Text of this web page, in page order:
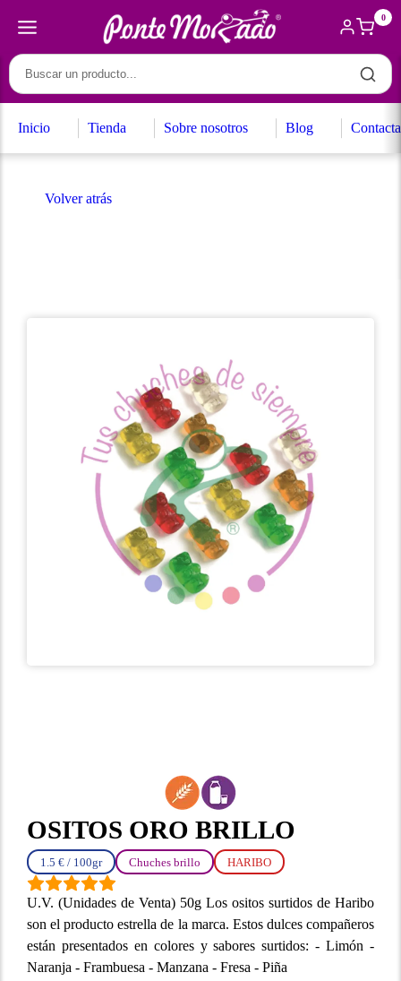
0
Inicio Tienda Sobre nosotros Blog
Volver atrás
OSITOS ORO BRILLO
1.5 € / 100gr Chuches brillo HARIBO
U.V. (Unidades de Venta) 50g Los ositos surtidos de Haribo
son el producto estrella de la marca. Estos dulces compañeros
están presentados en colores y sabores surtidos: - Limón -
Naranja - Frambuesa - Manzana - Fresa - Piña